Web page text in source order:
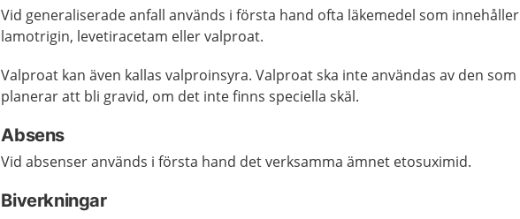
Vid generaliserade anfall används i första hand ofta läkemedel som innehåller
lamotrigin, levetiracetam eller valproat.
Valproat kan även kallas valproinsyra. Valproat ska inte användas av den som
planerar att bli gravid, om det inte finns speciella skäl.
Absens
Vid absenser används i första hand det verksamma ämnet etosuximid.
Biverkningar